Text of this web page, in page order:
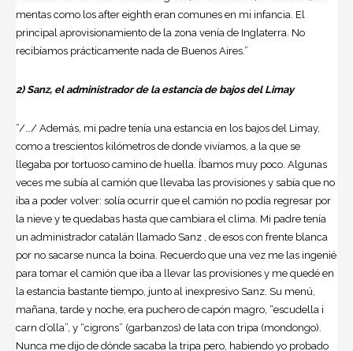
mentas como los after eighth eran comunes en mi infancia. El
principal aprovisionamiento de la zona venía de Inglaterra. No
recibíamos prácticamente nada de Buenos Aires.”
2) Sanz, el administrador de la estancia de bajos del Limay
”/…/ Además, mi padre tenía una estancia en los bajos del Limay,
como a trescientos kilómetros de donde vivíamos, a la que se
llegaba por tortuoso camino de huella. Íbamos muy poco. Algunas
veces me subía al camión que llevaba las provisiones y sabía que no
iba a poder volver: solía ocurrir que el camión no podía regresar por
la nieve y te quedabas hasta que cambiara el clima. Mi padre tenía
un administrador catalán llamado Sanz , de esos con frente blanca
por no sacarse nunca la boina. Recuerdo que una vez me las ingenié
para tomar el camión que iba a llevar las provisiones y me quedé en
la estancia bastante tiempo, junto al inexpresivo Sanz. Su menú,
mañana, tarde y noche, era puchero de capón magro, “escudella i
carn d’olla”, y “cigrons” (garbanzos) de lata con tripa (mondongo).
Nunca me dijo de dónde sacaba la tripa pero, habiendo yo probado